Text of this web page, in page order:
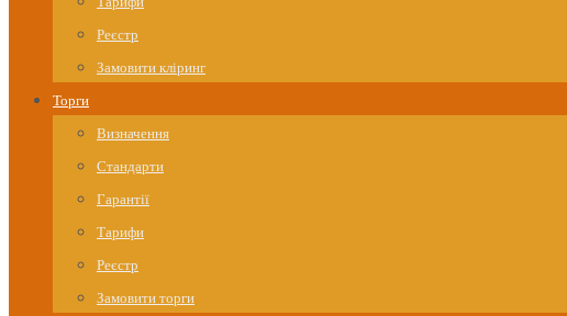
Реєстр
Замовити кліринг
Торги
Визначення
Стандарти
Гарантії
Тарифи
Реєстр
Замовити торги